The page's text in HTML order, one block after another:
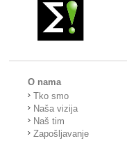
O nama
Tko smo
Naša vizija
Naš tim
Zapošljavanje